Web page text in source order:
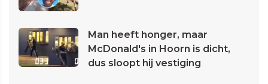
Man heeft honger, maar
McDonald's in Hoorn is dicht,
dus sloopt hij vestiging